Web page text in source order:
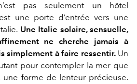
pas seulement un hôtel
une porte d’entrée vers une
Une Italie solaire, sensuelle,
ne cherche jamais à
simplement à faire ressentir.Un
pour contempler la mer que
une forme de lenteur précieuse.